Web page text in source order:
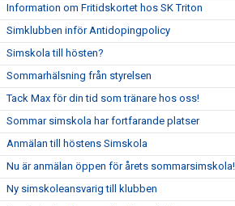
Information om Fritidskortet hos SK Triton
Simklubben inför Antidopingpolicy
Simskola till hösten?
Sommarhälsning från styrelsen
Tack Max för din tid som tränare hos oss!
Sommar simskola har fortfarande platser
Anmälan till höstens Simskola
Nu är anmälan öppen för årets sommarsimskola!
Ny simskoleansvarig till klubben